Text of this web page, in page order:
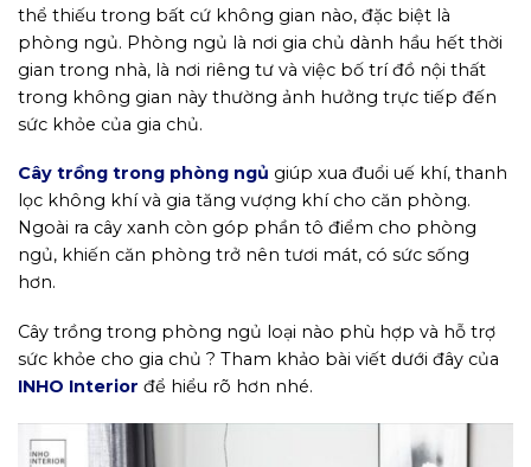
thể thiếu trong bất cứ không gian nào, đặc biệt là
phòng ngủ. Phòng ngủ là nơi gia chủ dành hầu hết thời
gian trong nhà, là nơi riêng tư và việc bố trí đồ nội thất
trong không gian này thường ảnh hưởng trực tiếp đến
sức khỏe của gia chủ.
Cây trồng trong phòng ngủ giúp xua đuổi uế khí, thanh
lọc không khí và gia tăng vượng khí cho căn phòng.
Ngoài ra cây xanh còn góp phần tô điểm cho phòng
ngủ, khiến căn phòng trở nên tươi mát, có sức sống
hơn.
Cây trồng trong phòng ngủ loại nào phù hợp và hỗ trợ
sức khỏe cho gia chủ ? Tham khảo bài viết dưới đây của
INHO Interior để hiểu rõ hơn nhé.